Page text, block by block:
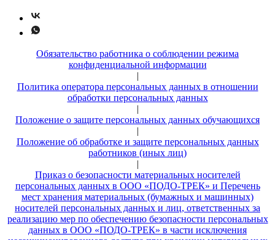
Обязательство работника о соблюдении режима
конфиденциальной информации
|
Политика оператора персональных данных в отношении
обработки персональных данных
|
Положение о защите персональных данных обучающихся
|
Положение об обработке и защите персональных данных
работников (иных лиц)
|
Приказ о безопасности материальных носителей
персональных данных в ООО «ПОДО-ТРЕК» и Перечень
мест хранения материальных (бумажных и машинных)
носителей персональных данных и лиц, ответственных за
реализацию мер по обеспечению безопасности персональных
данных в ООО «ПОДО-ТРЕК» в части исключения